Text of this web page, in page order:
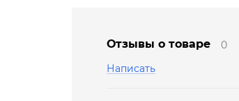
Отзывы о товаре
0
Написать